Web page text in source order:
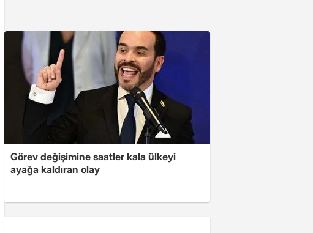
Görev değişimine saatler kala ülkeyi
ayağa kaldıran olay